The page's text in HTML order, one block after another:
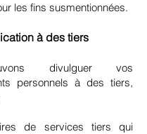
les fins susmentionnées.
à des tiers
divulguer vos
personnels à des tiers,
de services tiers qui